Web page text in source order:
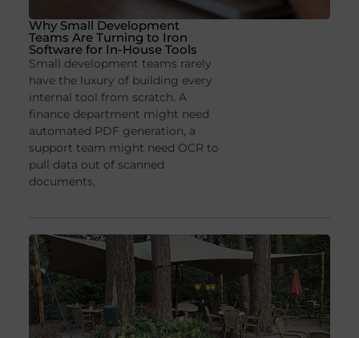
Why Small Development
Teams Are Turning to Iron
Software for In-House Tools
Small development teams rarely
have the luxury of building every
internal tool from scratch. A
finance department might need
automated PDF generation, a
support team might need OCR to
pull data out of scanned
documents,